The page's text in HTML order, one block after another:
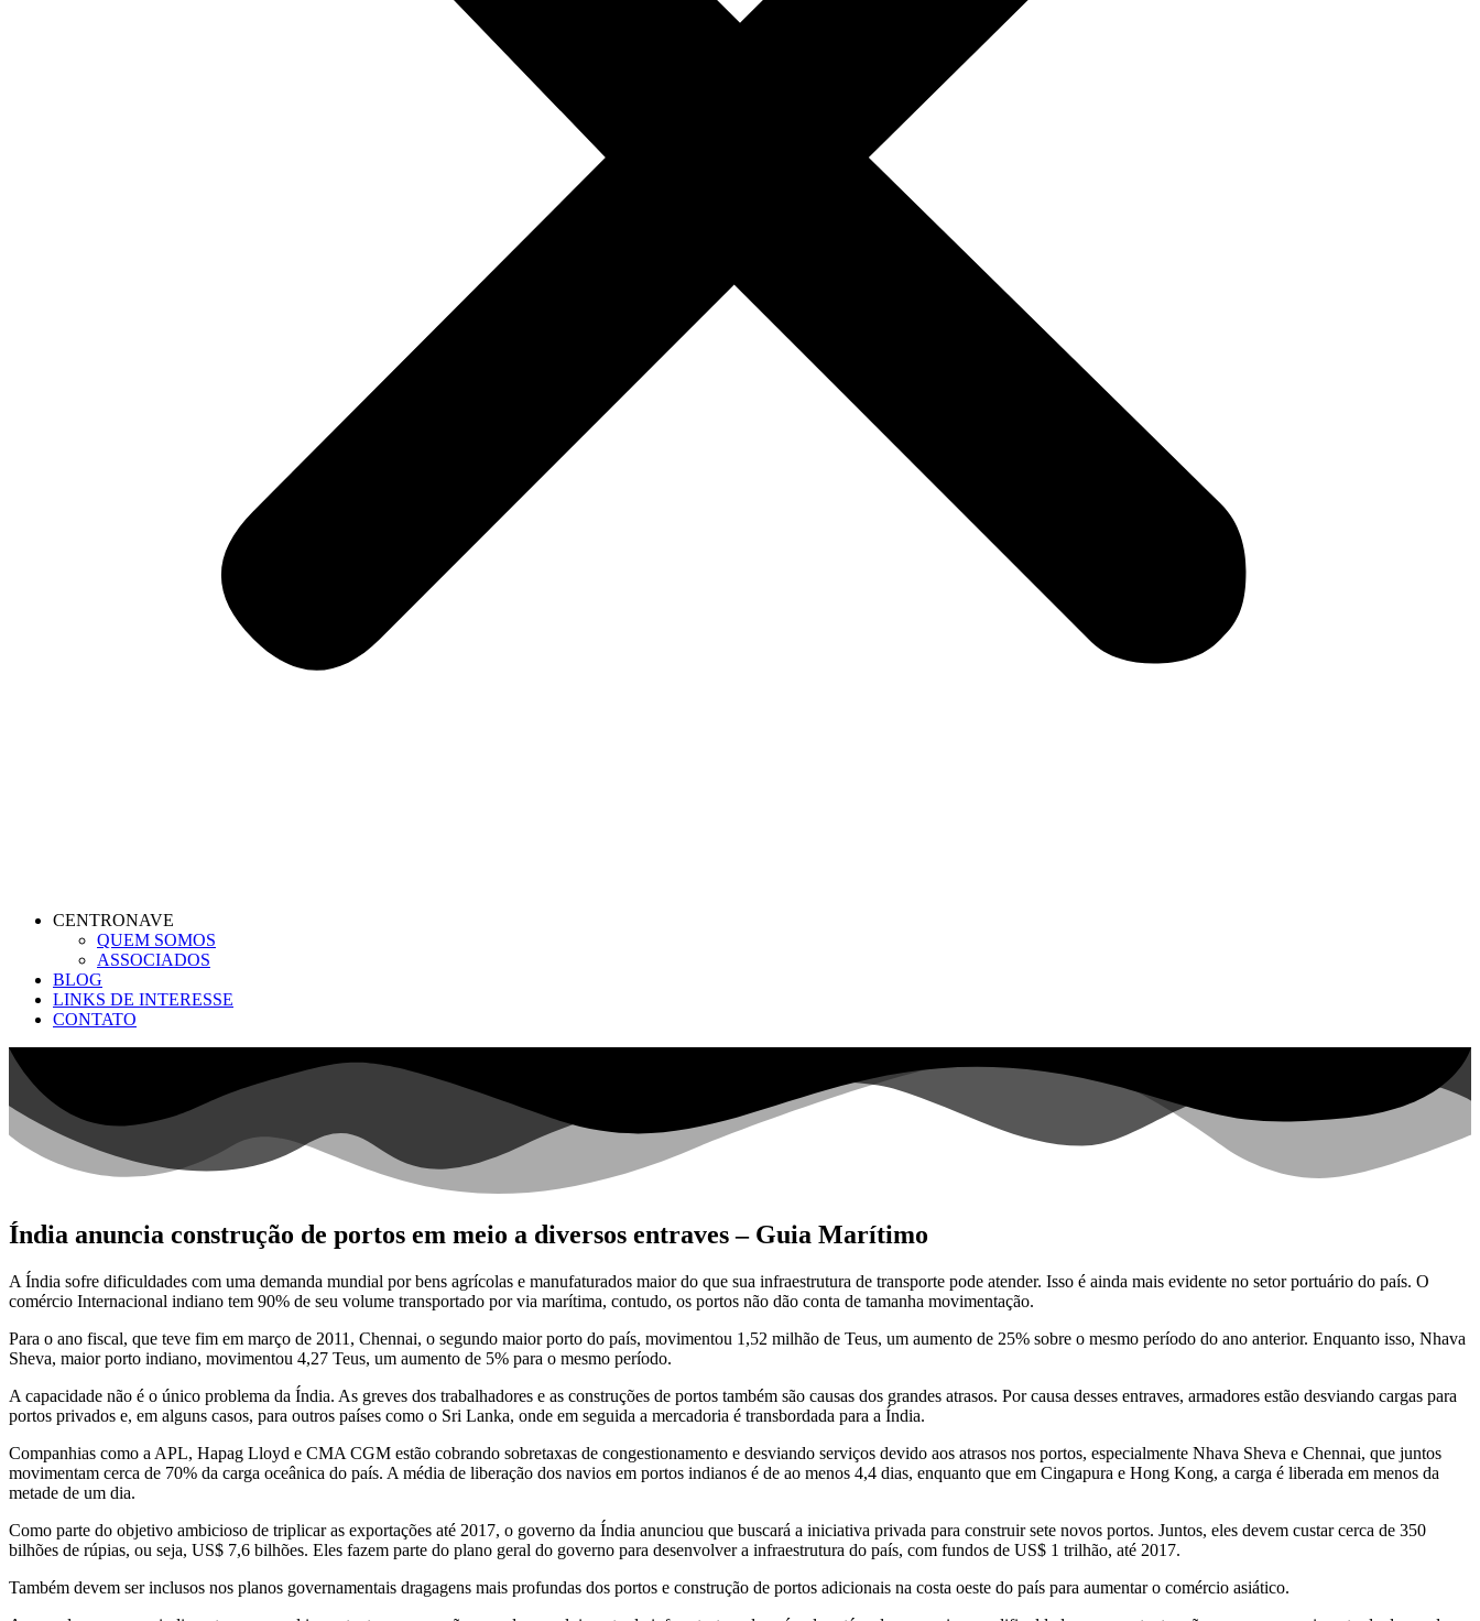
CENTRONAVE
QUEM SOMOS
ASSOCIADOS
BLOG
LINKS DE INTERESSE
CONTATO
Índia anuncia construção de portos em meio a diversos entraves – Guia Marítimo
A Índia sofre dificuldades com uma demanda mundial por bens agrícolas e manufaturados maior do que sua infraestrutura de transporte pode atender. Isso é ainda mais evidente no setor portuário do país. O
comércio Internacional indiano tem 90% de seu volume transportado por via marítima, contudo, os portos não dão conta de tamanha movimentação.
Para o ano fiscal, que teve fim em março de 2011, Chennai, o segundo maior porto do país, movimentou 1,52 milhão de Teus, um aumento de 25% sobre o mesmo período do ano anterior. Enquanto isso, Nhava
Sheva, maior porto indiano, movimentou 4,27 Teus, um aumento de 5% para o mesmo período.
A capacidade não é o único problema da Índia. As greves dos trabalhadores e as construções de portos também são causas dos grandes atrasos. Por causa desses entraves, armadores estão desviando cargas para
portos privados e, em alguns casos, para outros países como o Sri Lanka, onde em seguida a mercadoria é transbordada para a Índia.
Companhias como a APL, Hapag Lloyd e CMA CGM estão cobrando sobretaxas de congestionamento e desviando serviços devido aos atrasos nos portos, especialmente Nhava Sheva e Chennai, que juntos
movimentam cerca de 70% da carga oceânica do país. A média de liberação dos navios em portos indianos é de ao menos 4,4 dias, enquanto que em Cingapura e Hong Kong, a carga é liberada em menos da
metade de um dia.
Como parte do objetivo ambicioso de triplicar as exportações até 2017, o governo da Índia anunciou que buscará a iniciativa privada para construir sete novos portos. Juntos, eles devem custar cerca de 350
bilhões de rúpias, ou seja, US$ 7,6 bilhões. Eles fazem parte do plano geral do governo para desenvolver a infraestrutura do país, com fundos de US$ 1 trilhão, até 2017.
Também devem ser inclusos nos planos governamentais dragagens mais profundas dos portos e construção de portos adicionais na costa oeste do país para aumentar o comércio asiático.